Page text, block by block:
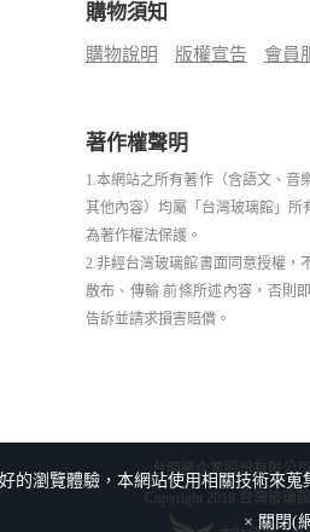
的瀏覽體驗，本網站使用相關技術來
× 關閉(
購物須知
購物說明 版權宣告 會員
著作權聲明
1.本網站之所有著作（含語文、音
其他內容）均屬「台灣玻璃館」所
為著作權法保護。
2.非經台灣玻璃館書面同意授權，
散布、傳輸 前條所述內容，否則
告訴並請求損害賠償。
台明將企業股份有限公
Copyright 2019 台灣玻璃